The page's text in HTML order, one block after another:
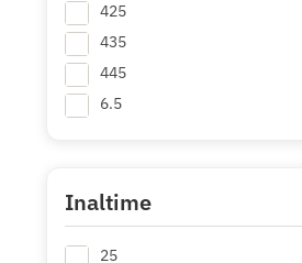
425
435
445
6.5
31
33
35
Inaltime
25